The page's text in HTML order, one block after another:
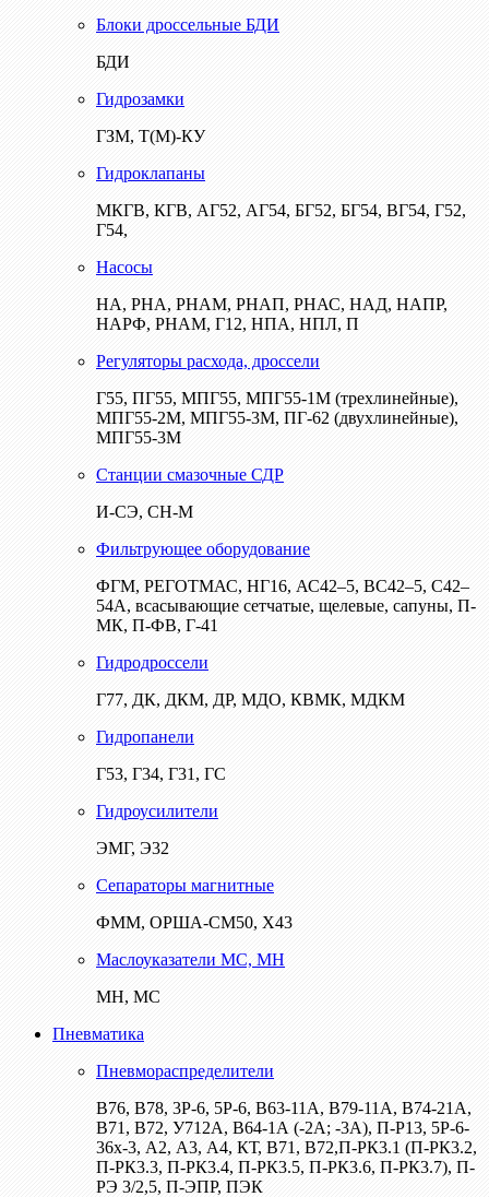
Блоки дроссельные БДИ
БДИ
Гидрозамки
ГЗМ, Т(М)-КУ
Гидроклапаны
МКГВ, КГВ, АГ52, АГ54, БГ52, БГ54, ВГ54, Г52,
Г54,
Насосы
НА, РНА, РНАМ, РНАП, РНАС, НАД, НАПР,
НАРФ, РНАМ, Г12, НПА, НПЛ, П
Регуляторы расхода, дроссели
Г55, ПГ55, МПГ55, МПГ55-1М (трехлинейные),
МПГ55-2М, МПГ55-3М, ПГ-62 (двухлинейные),
МПГ55-3М
Станции смазочные СДР
И-СЭ, СН-М
Фильтрующее оборудование
ФГМ, РЕГОТМАС, НГ16, АС42–5, ВС42–5, С42–
54А, всасывающие сетчатые, щелевые, сапуны, П-
МК, П-ФВ, Г-41
Гидродроссели
Г77, ДК, ДКМ, ДР, МДО, КВМК, МДКМ
Гидропанели
Г53, Г34, Г31, ГС
Гидроусилители
ЭМГ, Э32
Сепараторы магнитные
ФММ, ОРША-СМ50, Х43
Маслоуказатели МС, МН
МН, МС
Пневматика
Пневмораспределители
В76, В78, 3Р-6, 5Р-6, В63-11А, В79-11А, В74-21А,
В71, В72, У712А, В64-1А (-2А; -3А), П-Р13, 5Р-6-
36х-3, А2, А3, А4, КТ, В71, В72,П-РК3.1 (П-РК3.2,
П-РК3.3, П-РК3.4, П-РК3.5, П-РК3.6, П-РК3.7), П-
РЭ 3/2,5, П-ЭПР, ПЭК